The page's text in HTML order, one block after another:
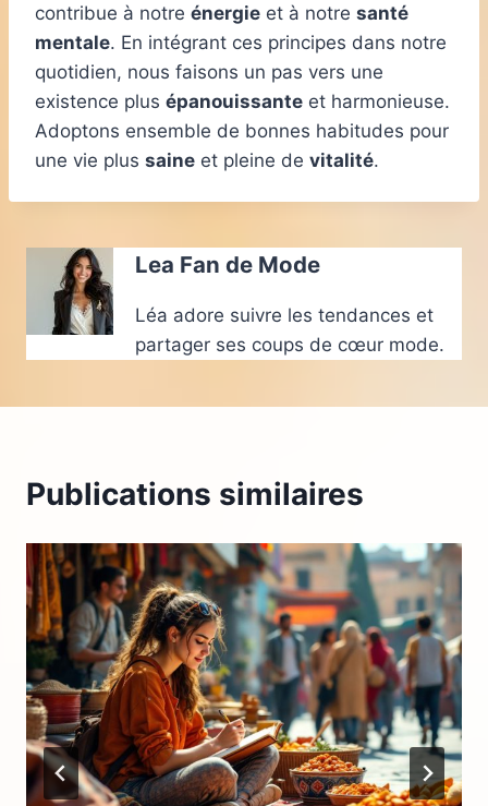
contribue à notre énergie et à notre santé
mentale. En intégrant ces principes dans notre
quotidien, nous faisons un pas vers une
existence plus épanouissante et harmonieuse.
Adoptons ensemble de bonnes habitudes pour
une vie plus saine et pleine de vitalité.
Lea Fan de Mode
Léa adore suivre les tendances et
partager ses coups de cœur mode.
Publications similaires